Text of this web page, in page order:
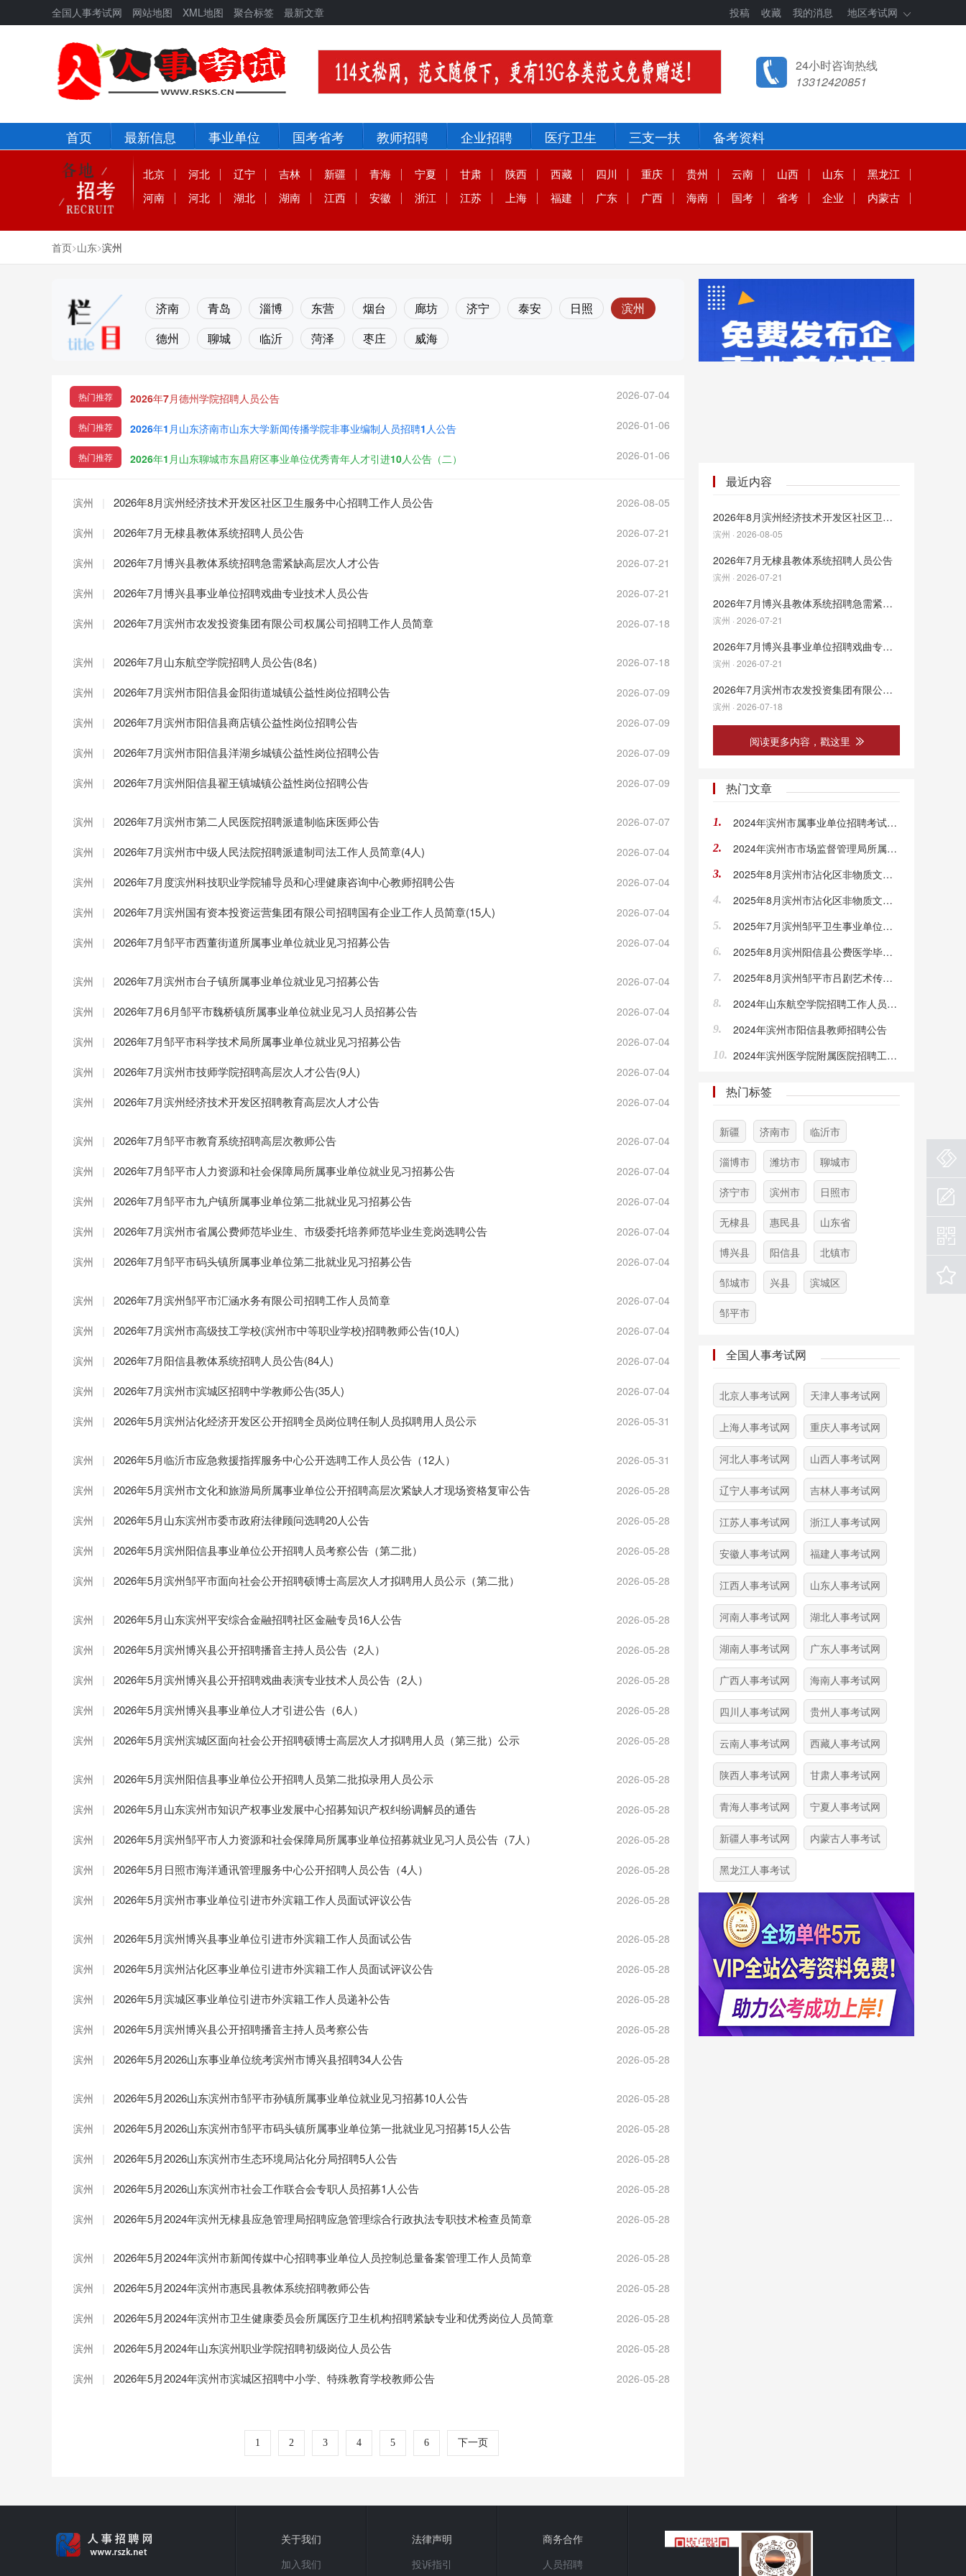
全国人事考试网 网站地图 XML地图 聚合标签 最新文章 投稿 收藏 我的消息 地区考试网
24小时咨询热线
13312420851
首页 最新信息 事业单位 国考省考 教师招聘 企业招聘 医疗卫生 三支一扶 备考资料
北京 河北 辽宁 吉林 新疆 青海 宁夏 甘肃 陕西 西藏 四川 重庆 贵州 云南 山西 山东
黑龙江
河南
河北 湖北 湖南 江西 安徽 浙江 江苏 上海 福建 广东 广西 海南 国考 省考 企业 内蒙古
首页>山东>滨州
济南 青岛 淄博 东营 烟台 廊坊 济宁 泰安 日照
滨州
德州
聊城 临沂 菏泽 枣庄 威海
热门推荐 2026年7月德州学院招聘人员公告 2026-07-04
热门推荐 2026年1月山东济南市山东大学新闻传播学院非事业编制人员招聘1人公告 2026-01-06
热门推荐 2026年1月山东聊城市东昌府区事业单位优秀青年人才引进10人公告（二） 2026-01-06
滨州 2026年8月滨州经济技术开发区社区卫生服务中心招聘工作人员公告 2026-08-05
滨州 2026年7月无棣县教体系统招聘人员公告 2026-07-21
滨州 2026年7月博兴县教体系统招聘急需紧缺高层次人才公告 2026-07-21
滨州 2026年7月博兴县事业单位招聘戏曲专业技术人员公告 2026-07-21
滨州 2026年7月滨州市农发投资集团有限公司权属公司招聘工作人员简章 2026-07-18
滨州 2026年7月山东航空学院招聘人员公告(8名) 2026-07-18
滨州 2026年7月滨州市阳信县金阳街道城镇公益性岗位招聘公告 2026-07-09
滨州 2026年7月滨州市阳信县商店镇公益性岗位招聘公告 2026-07-09
滨州 2026年7月滨州市阳信县洋湖乡城镇公益性岗位招聘公告 2026-07-09
滨州 2026年7月滨州阳信县翟王镇城镇公益性岗位招聘公告 2026-07-09
滨州 2026年7月滨州市第二人民医院招聘派遣制临床医师公告 2026-07-07
滨州 2026年7月滨州市中级人民法院招聘派遣制司法工作人员简章(4人) 2026-07-04
滨州 2026年7月度滨州科技职业学院辅导员和心理健康咨询中心教师招聘公告 2026-07-04
滨州 2026年7月滨州国有资本投资运营集团有限公司招聘国有企业工作人员简章(15人) 2026-07-04
滨州 2026年7月邹平市西董街道所属事业单位就业见习招募公告 2026-07-04
滨州 2026年7月滨州市台子镇所属事业单位就业见习招募公告 2026-07-04
滨州 2026年7月6月邹平市魏桥镇所属事业单位就业见习人员招募公告 2026-07-04
滨州 2026年7月邹平市科学技术局所属事业单位就业见习招募公告 2026-07-04
滨州 2026年7月滨州市技师学院招聘高层次人才公告(9人) 2026-07-04
滨州 2026年7月滨州经济技术开发区招聘教育高层次人才公告 2026-07-04
滨州 2026年7月邹平市教育系统招聘高层次教师公告 2026-07-04
滨州 2026年7月邹平市人力资源和社会保障局所属事业单位就业见习招募公告 2026-07-04
滨州 2026年7月邹平市九户镇所属事业单位第二批就业见习招募公告 2026-07-04
滨州 2026年7月滨州市省属公费师范毕业生、市级委托培养师范毕业生竞岗选聘公告 2026-07-04
滨州 2026年7月邹平市码头镇所属事业单位第二批就业见习招募公告 2026-07-04
滨州 2026年7月滨州邹平市汇涵水务有限公司招聘工作人员简章 2026-07-04
滨州 2026年7月滨州市高级技工学校(滨州市中等职业学校)招聘教师公告(10人) 2026-07-04
滨州 2026年7月阳信县教体系统招聘人员公告(84人) 2026-07-04
滨州 2026年7月滨州市滨城区招聘中学教师公告(35人) 2026-07-04
滨州 2026年5月滨州沾化经济开发区公开招聘全员岗位聘任制人员拟聘用人员公示 2026-05-31
滨州 2026年5月临沂市应急救援指挥服务中心公开选聘工作人员公告（12人） 2026-05-31
滨州 2026年5月滨州市文化和旅游局所属事业单位公开招聘高层次紧缺人才现场资格复审公告 2026-05-28
滨州 2026年5月山东滨州市委市政府法律顾问选聘20人公告 2026-05-28
滨州 2026年5月滨州阳信县事业单位公开招聘人员考察公告（第二批） 2026-05-28
滨州 2026年5月滨州邹平市面向社会公开招聘硕博士高层次人才拟聘用人员公示（第二批） 2026-05-28
滨州 2026年5月山东滨州平安综合金融招聘社区金融专员16人公告 2026-05-28
滨州 2026年5月滨州博兴县公开招聘播音主持人员公告（2人） 2026-05-28
滨州 2026年5月滨州博兴县公开招聘戏曲表演专业技术人员公告（2人） 2026-05-28
滨州 2026年5月滨州博兴县事业单位人才引进公告（6人） 2026-05-28
滨州 2026年5月滨州滨城区面向社会公开招聘硕博士高层次人才拟聘用人员（第三批）公示 2026-05-28
滨州 2026年5月滨州阳信县事业单位公开招聘人员第二批拟录用人员公示 2026-05-28
滨州 2026年5月山东滨州市知识产权事业发展中心招募知识产权纠纷调解员的通告 2026-05-28
滨州 2026年5月滨州邹平市人力资源和社会保障局所属事业单位招募就业见习人员公告（7人） 2026-05-28
滨州 2026年5月日照市海洋通讯管理服务中心公开招聘人员公告（4人） 2026-05-28
滨州 2026年5月滨州市事业单位引进市外滨籍工作人员面试评议公告 2026-05-28
滨州 2026年5月滨州博兴县事业单位引进市外滨籍工作人员面试公告 2026-05-28
滨州 2026年5月滨州沾化区事业单位引进市外滨籍工作人员面试评议公告 2026-05-28
滨州 2026年5月滨城区事业单位引进市外滨籍工作人员递补公告 2026-05-28
滨州 2026年5月滨州博兴县公开招聘播音主持人员考察公告 2026-05-28
滨州 2026年5月2026山东事业单位统考滨州市博兴县招聘34人公告 2026-05-28
滨州 2026年5月2026山东滨州市邹平市孙镇所属事业单位就业见习招募10人公告 2026-05-28
滨州 2026年5月2026山东滨州市邹平市码头镇所属事业单位第一批就业见习招募15人公告 2026-05-28
滨州 2026年5月2026山东滨州市生态环境局沾化分局招聘5人公告 2026-05-28
滨州 2026年5月2026山东滨州市社会工作联合会专职人员招募1人公告 2026-05-28
滨州 2026年5月2024年滨州无棣县应急管理局招聘应急管理综合行政执法专职技术检查员简章 2026-05-28
滨州 2026年5月2024年滨州市新闻传媒中心招聘事业单位人员控制总量备案管理工作人员简章 2026-05-28
滨州 2026年5月2024年滨州市惠民县教体系统招聘教师公告 2026-05-28
滨州 2026年5月2024年滨州市卫生健康委员会所属医疗卫生机构招聘紧缺专业和优秀岗位人员简章 2026-05-28
滨州 2026年5月2024年山东滨州职业学院招聘初级岗位人员公告 2026-05-28
滨州 2026年5月2024年滨州市滨城区招聘中小学、特殊教育学校教师公告 2026-05-28
1 2 3 4 5 6 下一页
最近内容
2026年8月滨州经济技术开发区社区卫生服务中心招聘工作人员公告
滨州 · 2026-08-05
2026年7月无棣县教体系统招聘人员公告
滨州 · 2026-07-21
2026年7月博兴县教体系统招聘急需紧缺高层次人才公告
滨州 · 2026-07-21
2026年7月博兴县事业单位招聘戏曲专业技术人员公告
滨州 · 2026-07-21
2026年7月滨州市农发投资集团有限公司权属公司招聘工作人员简章
滨州 · 2026-07-18
阅读更多内容，戳这里
热门文章
1. 2024年滨州市属事业单位招聘考试公告（114人）
2. 2024年滨州市市场监督管理局所属滨州市检验检测中心招聘合同制编外工作人员变更公告
3. 2025年8月滨州市沾化区非物质文化遗产保护传承中心（沾化渔鼓戏剧团）公开招聘人员考试有关事项的通知
4. 2025年8月滨州市沾化区非物质文化遗产保护传承中心（沾化渔鼓戏剧团）公开招聘人员公告（3人）
5. 2025年7月滨州邹平卫生事业单位公开招聘人员笔试准考证打印入口
6. 2025年8月滨州阳信县公费医学毕业生拟聘用人员公示
7. 2025年8月滨州邹平市吕剧艺术传承保护中心（邹平市吕剧团）公开招聘戏曲演职员公告（1人）
8. 2024年山东航空学院招聘工作人员简章
9. 2024年滨州市阳信县教师招聘公告
10. 2024年滨州医学院附属医院招聘工作人员公告
热门标签
新疆 济南市 临沂市
淄博市 潍坊市 聊城市
济宁市 滨州市 日照市
无棣县 惠民县 山东省
博兴县 阳信县 北镇市
邹城市 兴县 滨城区
邹平市
全国人事考试网
北京人事考试网 天津人事考试网
上海人事考试网 重庆人事考试网
河北人事考试网 山西人事考试网
辽宁人事考试网 吉林人事考试网
江苏人事考试网 浙江人事考试网
安徽人事考试网 福建人事考试网
江西人事考试网 山东人事考试网
河南人事考试网 湖北人事考试网
湖南人事考试网 广东人事考试网
广西人事考试网 海南人事考试网
四川人事考试网 贵州人事考试网
云南人事考试网 西藏人事考试网
陕西人事考试网 甘肃人事考试网
青海人事考试网 宁夏人事考试网
新疆人事考试网 内蒙古人事考试
黑龙江人事考试
关于我们
加入我们
法律声明
投诉指引
商务合作
人员招聘